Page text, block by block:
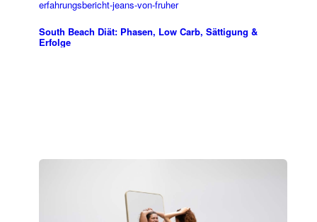
South Beach Diät: Phasen, Low Carb, Sättigung &
Erfolge